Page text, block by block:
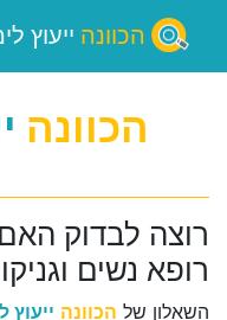
הכוונה ייעוץ
הכוונה
רוצה לבדוק
רופא נשים
השאלון של הכוונה ייעוץ